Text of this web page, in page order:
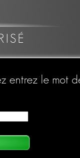
entrez le mot